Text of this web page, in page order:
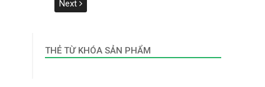
Next
THẺ TỪ KHÓA SẢN PHẨM